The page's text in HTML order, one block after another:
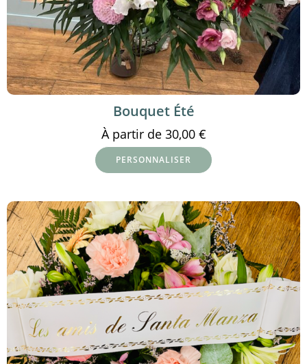
Bouquet Été
À partir de 30,00 €
PERSONNALISER